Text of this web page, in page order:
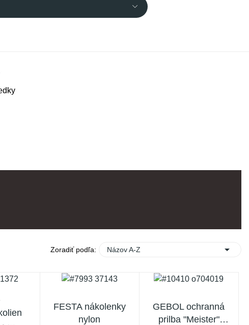
Zoradiť podľa: Názov A-Z 
FESTA nákolenky
nylon
GEBOL ochranná
prilba "Meister"